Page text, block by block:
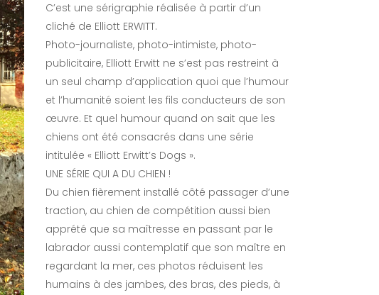
C’est une sérigraphie réalisée à partir d’un
cliché de Elliott ERWITT.
Photo-journaliste, photo-intimiste, photo-
publicitaire, Elliott Erwitt ne s’est pas restreint à
un seul champ d’application quoi que l’humour
et l’humanité soient les fils conducteurs de son
œuvre. Et quel humour quand on sait que les
chiens ont été consacrés dans une série
intitulée « Elliott Erwitt’s Dogs ».
UNE SÉRIE QUI A DU CHIEN !
Du chien fièrement installé côté passager d’une
traction, au chien de compétition aussi bien
apprété que sa maîtresse en passant par le
labrador aussi contemplatif que son maître en
regardant la mer, ces photos réduisent les
humains à des jambes, des bras, des pieds, à